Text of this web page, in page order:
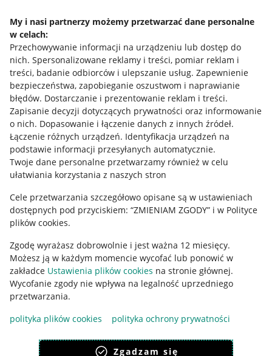
My i nasi partnerzy możemy przetwarzać dane personalne
w celach:
Przechowywanie informacji na urządzeniu lub dostęp do
nich. Spersonalizowane reklamy i treści, pomiar reklam i
treści, badanie odbiorców i ulepszanie usług. Zapewnienie
bezpieczeństwa, zapobieganie oszustwom i naprawianie
błędów. Dostarczanie i prezentowanie reklam i treści.
Zapisanie decyzji dotyczących prywatności oraz informowanie
o nich. Dopasowanie i łączenie danych z innych źródeł.
Łączenie różnych urządzeń. Identyfikacja urządzeń na
podstawie informacji przesyłanych automatycznie.
Twoje dane personalne przetwarzamy również w celu
ułatwiania korzystania z naszych stron
Cele przetwarzania szczegółowo opisane są w ustawieniach
dostępnych pod przyciskiem: “ZMIENIAM ZGODY” i w Polityce
plików cookies.
Zgodę wyrażasz dobrowolnie i jest ważna 12 miesięcy.
Możesz ją w każdym momencie wycofać lub ponowić w
zakładce Ustawienia plików cookies na stronie głównej.
Wycofanie zgody nie wpływa na legalność uprzedniego
przetwarzania.
polityka plików cookies
polityka ochrony prywatności
Zgadzam się
Allegro Gadane dla sprzedających
Allegro Gadane dla kupujących
Mapa miejscowości
Informacje prawne
Regulamin
Polityka plików "cookies"
Ustawienia plików "cookies"
Udostępnianie lokalizacji
Informacje dla Aktu o Usługach Cyfrowych
Pobierz aplikację